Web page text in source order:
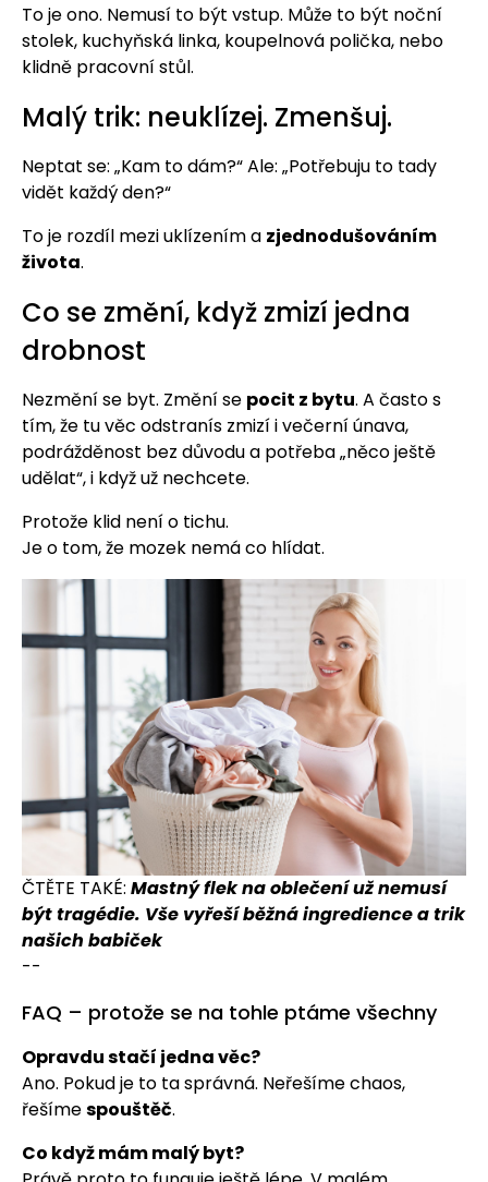
To je ono. Nemusí to být vstup. Může to být noční
stolek, kuchyňská linka, koupelnová polička, nebo
klidně pracovní stůl.
Malý trik: neuklízej. Zmenšuj.
Neptat se: „Kam to dám?“ Ale: „Potřebuju to tady
vidět každý den?“
To je rozdíl mezi uklízením a zjednodušováním
života.
Co se změní, když zmizí jedna
drobnost
Nezmění se byt. Změní se pocit z bytu. A často s
tím, že tu věc odstranís zmizí i večerní únava,
podrážděnost bez důvodu a potřeba „něco ještě
udělat“, i když už nechcete.
Protože klid není o tichu.
Je o tom, že mozek nemá co hlídat.
ČTĚTE TAKÉ: Mastný flek na oblečení už nemusí
být tragédie. Vše vyřeší běžná ingredience a trik
našich babiček
--
FAQ – protože se na tohle ptáme všechny
Opravdu stačí jedna věc?
Ano. Pokud je to ta správná. Neřešíme chaos,
řešímespouštěč.
Co když mám malý byt?